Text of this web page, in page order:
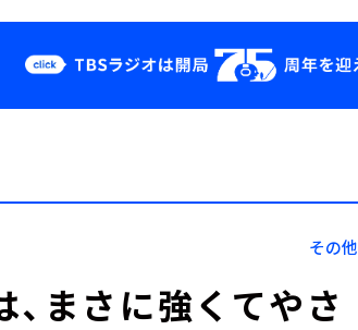
YouTube
その他
まさに強くてやさ